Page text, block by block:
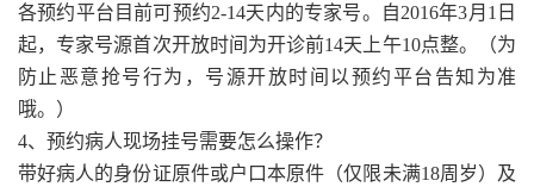
各预约平台目前可预约2-14天内的专家号。自2016年3月1日
起，专家号源首次开放时间为开诊前14天上午10点整。（为
防止恶意抢号行为，号源开放时间以预约平台告知为准
哦。）
4、预约病人现场挂号需要怎么操作？
带好病人的身份证原件或户口本原件（仅限未满18周岁）及